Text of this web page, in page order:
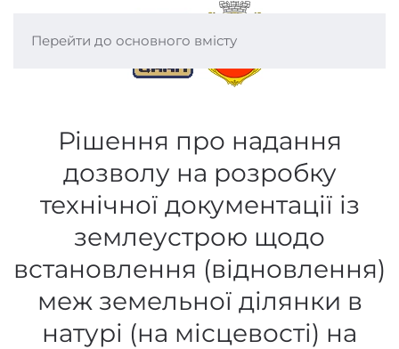
Перейти до основного вмісту
Рішення про надання
дозволу на розробку
технічної документації із
землеустрою щодо
встановлення (відновлення)
меж земельної ділянки в
натурі (на місцевості) на